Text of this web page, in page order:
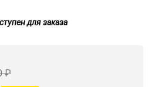
для заказа
₽